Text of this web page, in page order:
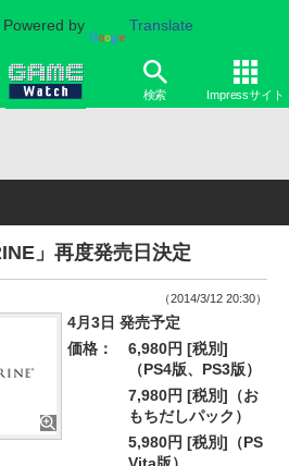
Powered by Translate
検索 Impressサイト
」再度発売日決定
（2014/3/12 20:30）
4月3日 発売予定
価格：
6,980円 [税別]
（PS4版、PS3版）
7,980円 [税別]（お
もちだしパック）
5,980円 [税別]（PS